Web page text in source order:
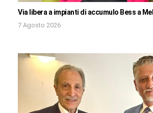
Via libera a impianti di accumulo Bess a
7 Agosto 2026